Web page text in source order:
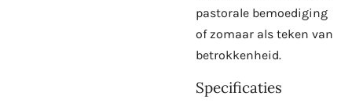
pastorale bemoediging
of zomaar als teken van
betrokkenheid.
Specificaties